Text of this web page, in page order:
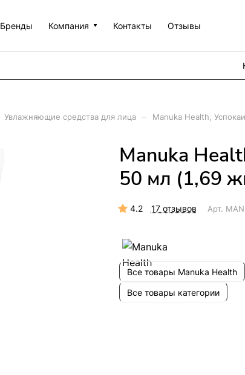
Бренды Компания Контакты Отзывы
Увлажняющие средства для лица Manuka Health,
Manuka
50 мл (1,69
4.2 17 отзывов Арт.
Все товары Manuka Health
Все товары категории